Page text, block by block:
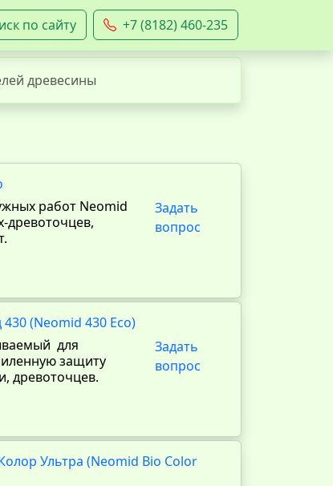
по сайту +7 (8182) 460-235
древесины
работ Neomid
древоточцев,
Задать
вопрос
(Neomid 430 Eco)
для
защиту
древоточцев.
Задать
вопрос
Ультра (Neomid Bio Color